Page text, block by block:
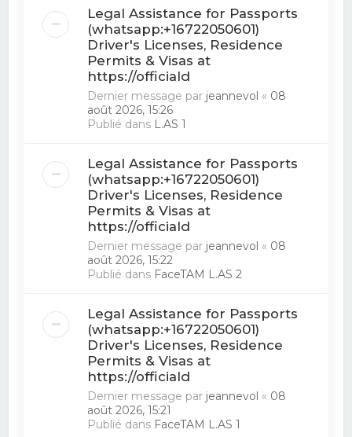
Legal Assistance for Passports
(whatsapp:+16722050601)
Driver's Licenses, Residence
Permits & Visas at
https://officiald
Dernier message par jeannevol « 08
août 2026, 15:26
Publié dans L.AS 1
Legal Assistance for Passports
(whatsapp:+16722050601)
Driver's Licenses, Residence
Permits & Visas at
https://officiald
Dernier message par jeannevol « 08
août 2026, 15:22
Publié dans FaceTAM L.AS 2
Legal Assistance for Passports
(whatsapp:+16722050601)
Driver's Licenses, Residence
Permits & Visas at
https://officiald
Dernier message par jeannevol « 08
août 2026, 15:21
Publié dans FaceTAM L.AS 1